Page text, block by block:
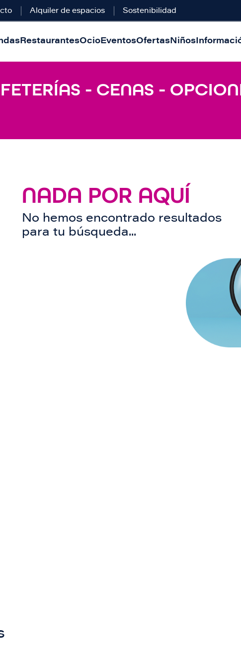
Alquiler de espacios Sostenibilidad
RestaurantesOcioEventosOfertasNiños
- CENAS -
NADA POR AQUÍ
No hemos encontrado resultados
para tu búsqueda...